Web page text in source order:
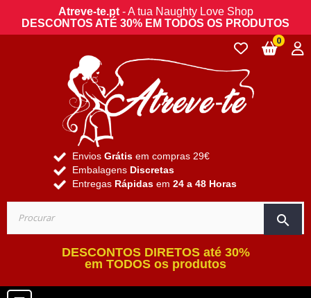
Atreve-te.pt- A tua Naughty Love Shop
DESCONTOS ATÉ 30% EM TODOS OS PRODUTOS
Envios Grátis em compras 29€
Embalagens Discretas
Entregas Rápidas em 24 a 48 Horas
search
0
DESCONTOS DIRETOS até 30%
em TODOS os produtos